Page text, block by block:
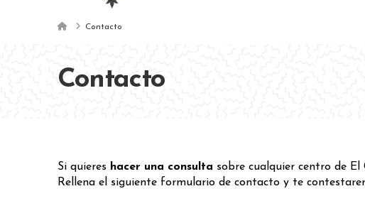
HomeContacto
Contacto
Si quieres hacer una consulta sobre cualquier centro de El
Rellena el siguiente formulario de contacto y te